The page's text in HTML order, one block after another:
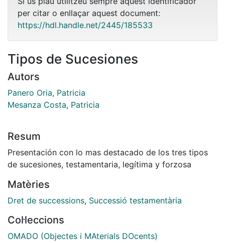
per citar o enllaçar aquest document:
https://hdl.handle.net/2445/185533
Tipos de Sucesiones
Autors
Panero Oria, Patricia
Mesanza Costa, Patricia
Resum
Presentación con lo mas destacado de los tres tipos
de sucesiones, testamentaria, legítima y forzosa
Matèries
Dret de successions, Successió testamentària
Col·leccions
OMADO (Objectes i MAterials DOcents)